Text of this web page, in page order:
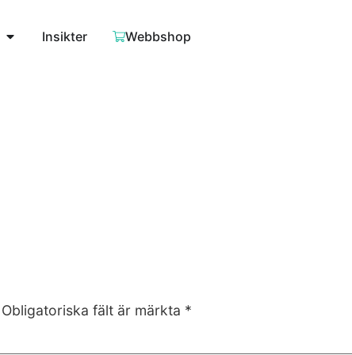
Insikter Webbshop
Obligatoriska fält är märkta *